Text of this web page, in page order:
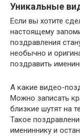
Уникальные
Если вы хотите
настоящему
поздравления
необычно и
поздравить
А какие видео-
Можно записать
близкие шутят на
Такое
имениннику и